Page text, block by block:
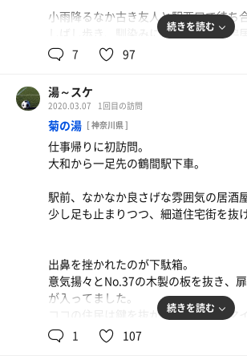
オルで拭き取りつつウッドデッキで寝
雲ひとつない澄み渡る青空…時折強い
が、それもまた悪くない。気持ち良き
16時、食事処へ。以前から気になって
食」と生ビール大♪
しっとり食感のチキンにタルタルソー
ナを楽しむべく画策中。
ン！バイブラの中心でプカ浮き1分、
露天での外気浴は飛行機通過が一番良
タイミング良く2機、轟音低空で通過♪
り良くないので喜びは一瞬）
セットを重ねる度に雲がなくなり、澄
な流れの計4セット。
3、4セット目のサウナ室はタイミング
分、イイサウナ♪
薬湯で〆に入ってたら、黄色いTシャツ
フの方から、
「いま薬湯出てるからね〜」と後ろか
るなって事だなと理解し絶頂の〆。
2F休憩室で寝転びながら19時のロウリ
師の風、一度は受けてみないと。
30分前に浴場へ。再び身を清め、薬湯
してたらレジェンドが浴場に登場しワク
小雨降るなか古き友人と駅西口で待ち
しばし歩き、馴染みになりつつある鷄
軽く会釈し、Aランチを２つオーダー。
彼の近況に耳を傾け、私もこんな感じ
いながら向かい合って飯を食った後、
りコース」で入館。
館内着とオレンジタオルセットを受け取
身を清め、ついでに備付けの歯ブラシ
リしたところで、まずは丸い浴槽の内
3セット目に15時のアウフグースを受け
サウナ、水風呂があまり得意ではない
肩まで悶絶しながら浸かってくれるセ
羽衣を破壊されたくないらしく、ご希
ず……って訳にはいかず、かめはめ派！
続きを読む
7 97
湯～スケ
2020.03.07 1回目の訪問
菊の湯 [ 神奈川県 ]
仕事帰りに初訪問。
大和から一足先の鶴間駅下車。
駅前、なかなか良さげな雰囲気の居酒
少し足も止まりつつ、細道住宅街を抜
出鼻を挫かれたのが下駄箱。
意気揚々とNo.37の木製の板を抜き、
が入ってました。
ココの住民は鍵を抜かないオープンマ
続きを読む
1 107